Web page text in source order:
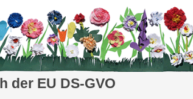
der EU DS-GVO